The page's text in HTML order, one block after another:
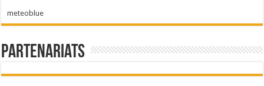
meteoblue
Partenariats